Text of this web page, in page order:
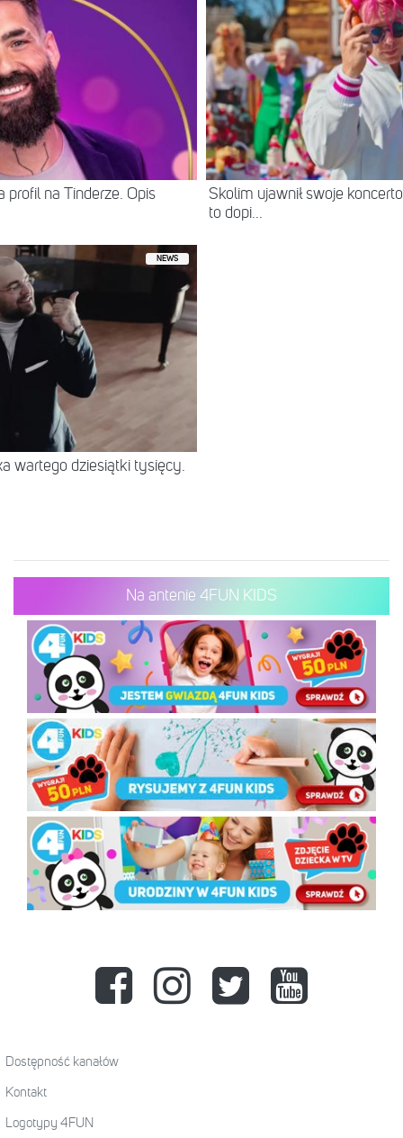
profil na Tinderze. Opis
Skolim ujawnił swoje
to dopi...
NEWS
wartego dziesiątki tysięcy.
Na antenie 4FUN KIDS
Dostępność kanałów
Kontakt
Logotypy 4FUN